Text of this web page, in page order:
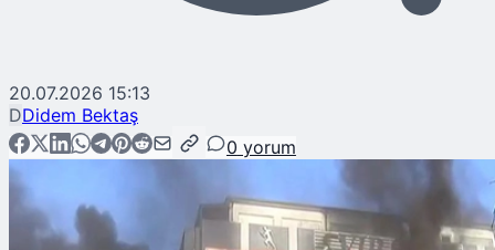
20.07.2026 15:13
DDidem Bektaş
0 yorum